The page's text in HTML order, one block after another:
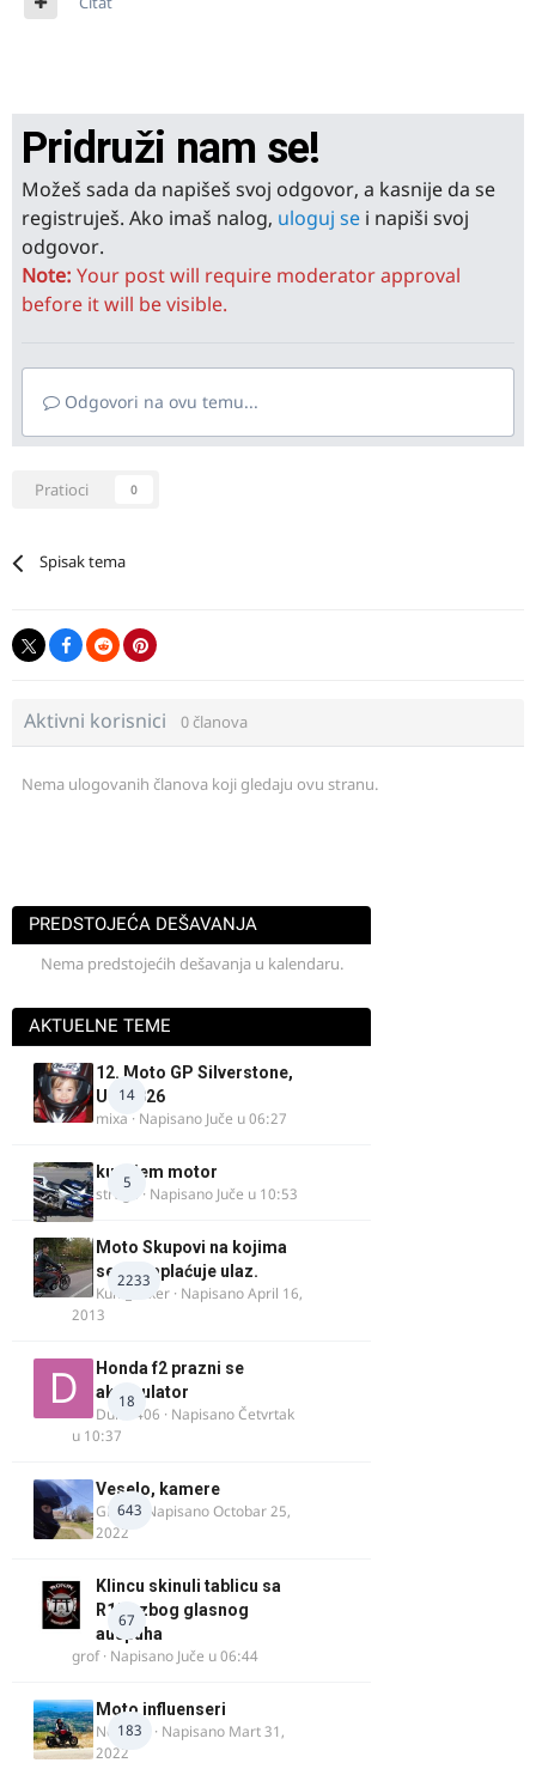
Pridruži nam se!
Možeš sada da napišeš svoj odgovor, a kasnije da se
registruješ. Ako imaš nalog, uloguj se i napiši svoj
odgovor.
Note: Your post will require moderator approval
before it will be visible.
Odgovori na ovu temu...
Pratioci 0
Spisak tema
Aktivni korisnici 0 članova
Nema ulogovanih članova koji gledaju ovu stranu.
PREDSTOJEĆA DEŠAVANJA
Nema predstojećih dešavanja u kalendaru.
AKTUELNE TEME
14
12. Moto GP Silverstone,
UK, 2026
mixa · Napisano Juče u 06:27
5
kupujem motor
strugo · Napisano Juče u 10:53
2233
Moto Skupovi na kojima
se ne naplaćuje ulaz.
Kum_Mixer · NapisanoApril 16,
2013
18
Honda f2 prazni se
akomulator
Dule1406 · NapisanoČetvrtak
u 10:37
643
Veselo, kamere
GR 46· NapisanoOctobar 25,
2022
67
Klincu skinuli tablicu sa
R125 zbog glasnog
auspuha
grof· Napisano Juče u 06:44
183
Moto influenseri
Nolanka · Napisano Mart 31,
2022